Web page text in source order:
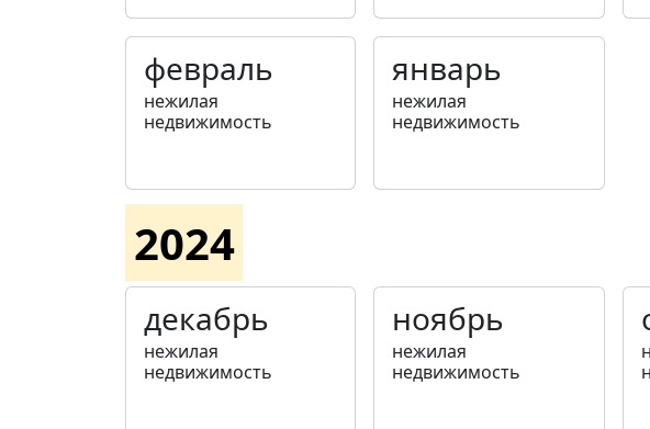
февраль
нежилая
недвижимость
январь
нежилая
недвижимость
2024
декабрь
нежилая
недвижимость
ноябрь
нежилая
недвижимость